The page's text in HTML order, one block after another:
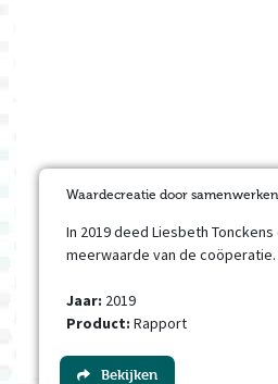
Waardecreatie door
In 2019 deed Liesbeth
meerwaarde van de coöperatie.
Jaar: 2019
Product: Rapport
Bekijken